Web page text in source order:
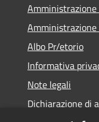
Albo Pr/etorio
Informativa
Note legali
Dichiarazione di